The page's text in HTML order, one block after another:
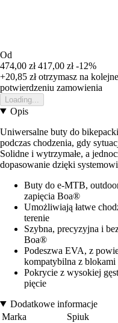
Od
474,00 zł 417,00 zł -12%
+20,85 złotrzymasz na
potwierdzeniu zamowienia
Loading...
Opis
Uniwersalne buty do
podczas chodzenia, gdy
Solidne i wytrzymałe, a
dopasowanie dzięki
Buty do e-MTB,
zapięcia Boa®
Umożliwiają łatwe
terenie
Szybna, precyzyjna i
Boa®
Podeszwa EVA, z
kompatybilna z blokami
Pokrycie z wysokiej
pięcie
Dodatkowe informacje
Marka
Spiuk